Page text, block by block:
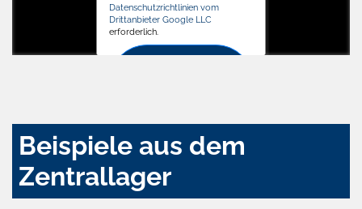
Datenschutzrichtlinien vom
Drittanbieter Google LLC
erforderlich.
Beispiele aus dem
Zentrallager